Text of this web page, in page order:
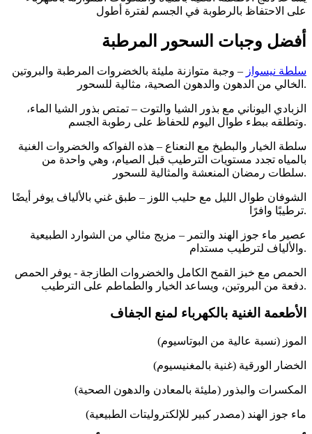
على الاحتفاظ بالرطوبة في الجسم لفترة أطول
أفضل وجبات السحور المرطبة
سلطة نيسواز – وجبة متوازنة مليئة بالخضروات المرطبة والبروتين
الخالي من الدهون والدهون الصحية، مثالية للسحور.
الزبادي اليوناني مع بذور الشيا والتوت – تمتص بذور الشيا الماء،
وتطلقه ببطء طوال اليوم للحفاظ على رطوبة الجسم.
سلطة الخيار والبطيخ مع النعناع – هذه الفواكه والخضروات الغنية
بالمياه تجدد مستويات الترطيب قبل الصيام، وهي واحدة من
سلطات رمضان المنعشة والمثالية للسحور.
الشوفان طوال الليل مع حليب اللوز – طبق غني بالألياف يوفر أيضًا
ترطيبًا وافرًا.
عصير ماء جوز الهند والتمر – مزيج مثالي من الشوارد الطبيعية
والألياف لترطيب مستدام.
الحمص مع خبز القمح الكامل والخضروات الطازجة - يوفر الحمص
دفعة من البروتين، ويساعد الخيار والطماطم على الترطيب.
الأطعمة الغنية بالكهرباء لمنع الجفاف
الموز (نسبة عالية من البوتاسيوم)
الخضار الورقية (غنية بالمغنيسيوم)
المكسرات والبذور (مليئة بالمعادن والدهون الصحية)
ماء جوز الهند (مصدر كبير للإلكتروليتات الطبيعية)